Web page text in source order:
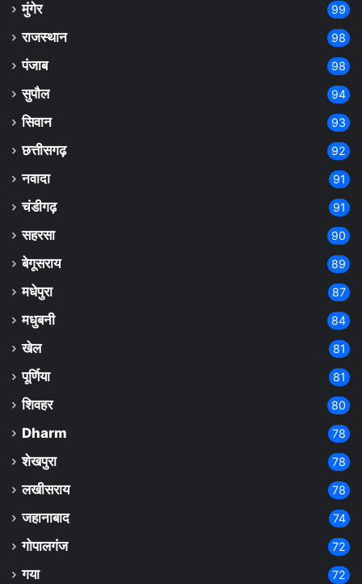
मुंगेर 99
राजस्थान 98
पंजाब 98
सुपौल 94
सिवान 93
छत्तीसगढ़ 92
नवादा 91
चंडीगढ़ 91
सहरसा 90
बेगूसराय 89
मधेपुरा 87
मधुबनी 84
खेल 81
पूर्णिया 81
शिवहर 80
Dharm 78
शेखपुरा 78
लखीसराय 78
जहानाबाद 74
गोपालगंज 72
गया 72